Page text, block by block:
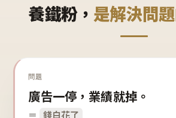
養鐵粉， 是解決問
問題
廣告一停，業績就掉。
＝ 錢白花了